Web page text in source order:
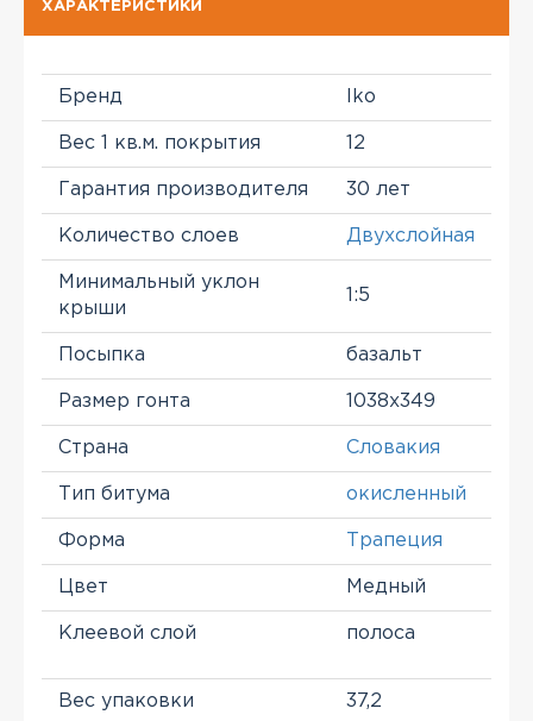
ХАРАКТЕРИСТИКИ
Бренд Iko
Вес 1 кв.м. покрытия 12
Гарантия производителя 30 лет
Количество слоев Двухслойная
Минимальный уклон
крыши
1:5
Посыпка базальт
Размер гонта 1038х349
Страна Словакия
Тип битума окисленный
Форма Трапеция
Цвет Медный
Клеевой слой полоса
Вес упаковки 37,2